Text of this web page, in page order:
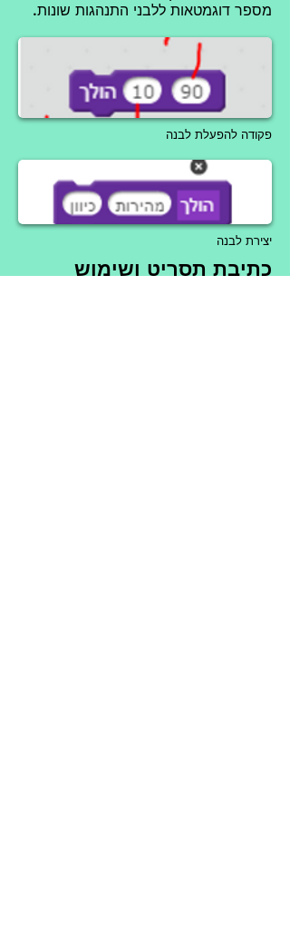
מספר דוגמטאות ללבני התנהגות שונות.
פקודה להפעלת לבנה
יצירת לבנה
כתיבת תסריט ושימוש